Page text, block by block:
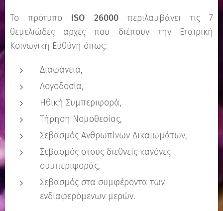
Το πρότυπο ISO 26000περιλαμβάνει τις 7
θεμελιώδες αρχές που διέπουν την Εταιρική
Κοινωνική Ευθύνη όπως:
Διαφάνεια,
Λογοδοσία,
Ηθική Συμπεριφορά,
Τήρηση Νομοθεσίας,
Σεβασμός Ανθρωπίνων Δικαιωμάτων,
Σεβασμός στους διεθνείς κανόνες
συμπεριφοράς,
Σεβασμός στα συμφέροντα των
ενδιαφερόμενων μερών.